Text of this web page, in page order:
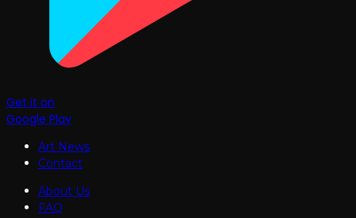
Get it on
Google Play
Art News
Contact
About Us
FAQ